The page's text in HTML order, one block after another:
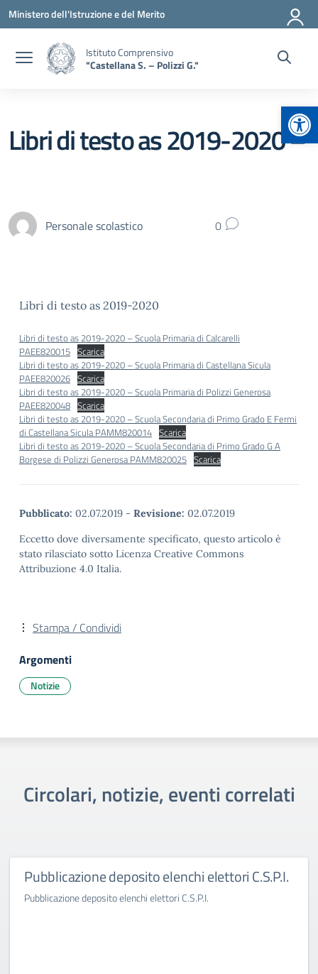
Vai ai contenuti
Vai al menu di navigazione
Vai al footer
Ministero dell'Istruzione e del Merito
Istituto Comprensivo
"Castellana S. – Polizzi G."
Libri di testo as 2019-2020 –
Personale scolastico 0
Libri di testo as 2019-2020
Libri di testo as 2019-2020 – Scuola Primaria di Calcarelli
PAEE820015 Scarica
Libri di testo as 2019-2020 – Scuola Primaria di Castellana Sicula
PAEE820026 Scarica
Libri di testo as 2019-2020 – Scuola Primaria di Polizzi Generosa
PAEE820048 Scarica
Libri di testo as 2019-2020 – Scuola Secondaria di Primo Grado E Fermi
di Castellana Sicula PAMM820014 Scarica
Libri di testo as 2019-2020 – Scuola Secondaria di Primo Grado G A
Borgese di Polizzi Generosa PAMM820025 Scarica
Pubblicato: 02.07.2019 - Revisione: 02.07.2019
Eccetto dove diversamente specificato, questo articolo è
stato rilasciato sotto Licenza Creative Commons
Attribuzione 4.0 Italia.
Stampa / Condividi
Argomenti
Notizie
Circolari, notizie, eventi correlati
Pubblicazione deposito elenchi elettori C.S.P.I.
Pubblicazione deposito elenchi elettori C.S.P.I.